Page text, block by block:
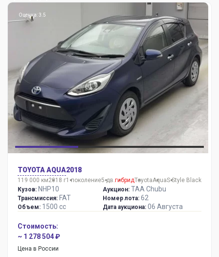
Оценка: 3.5
TOYOTA AQUA2018
119 000 км2018 г1 поколение5 дв. гибридToyotaAquaS Style Black
Кузов: NHP10
Трансмиссия: FAT
Объем: 1500 сс
Аукцион: TAA Chubu
Номер лота: 62
Дата аукциона: 06 Августа
Стоимость:
~ 1 278 504 ₽
Цена в России